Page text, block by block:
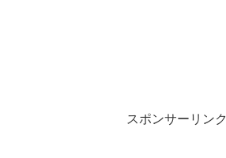
スポンサーリンク